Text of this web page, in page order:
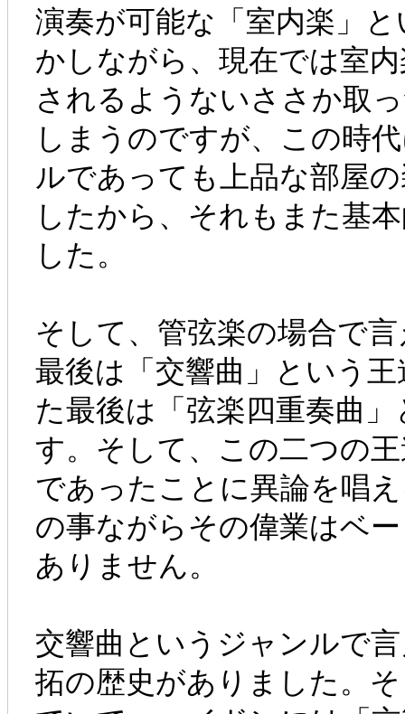
演奏が可能な「室内楽」
かしながら、現在では室
されるようないささか取
しまうのですが、この時
ルであっても上品な部屋
したから、それもまた基
した。
そして、管弦楽の場合で
最後は「交響曲」という
た最後は「弦楽四重奏曲
す。そして、この二つの
であったことに異論を唱
の事ながらその偉業はベ
ありません。
交響曲というジャンルで
拓の歴史がありました。